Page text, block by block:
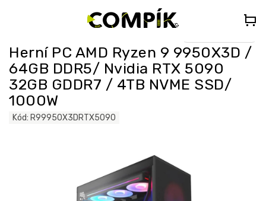
– Vyberte si Kingdom Come:
Deliverance II nebo Forza Horizon 5 (do poznámky uveďte „KCDII“
nebo „FORZA5“)
Herní PC AMD Ryzen 9 9950X3D /
64GB DDR5/ Nvidia RTX 5090
32GB GDDR7 / 4TB NVME SSD/
1000W
Kód: R99950X3DRTX5090